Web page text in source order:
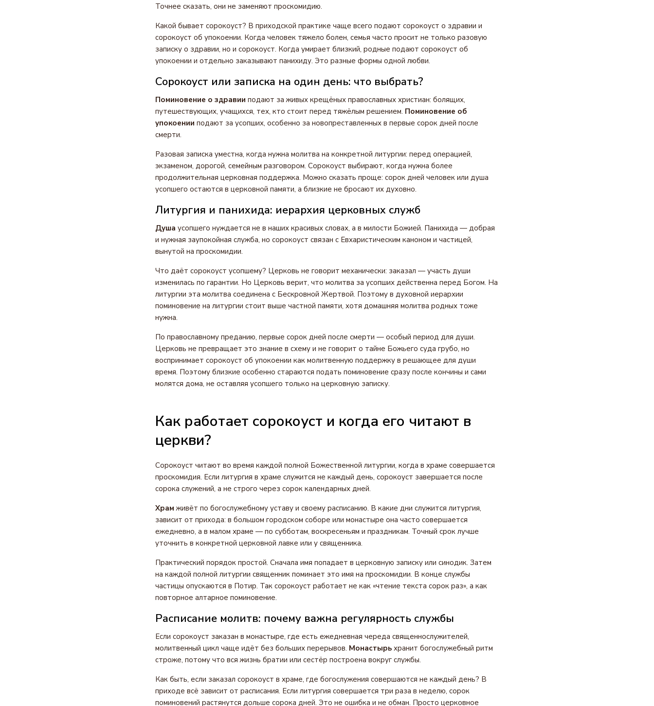
Точнее сказать, они не заменяют проскомидию.
Какой бывает сорокоуст? В приходской практике чаще всего подают сорокоуст о здравии и
сорокоуст об упокоении. Когда человек тяжело болен, семья часто просит не только разовую
записку о здравии, но и сорокоуст. Когда умирает близкий, родные подают сорокоуст об
упокоении и отдельно заказывают панихиду. Это разные формы одной любви.
Сорокоуст или записка на один день: что выбрать?
Поминовение о здравии подают за живых крещёных православных христиан: болящих,
путешествующих, учащихся, тех, кто стоит перед тяжёлым решением. Поминовение об
упокоении подают за усопших, особенно за новопреставленных в первые сорок дней после
смерти.
Разовая записка уместна, когда нужна молитва на конкретной литургии: перед операцией,
экзаменом, дорогой, семейным разговором. Сорокоуст выбирают, когда нужна более
продолжительная церковная поддержка. Можно сказать проще: сорок дней человек или душа
усопшего остаются в церковной памяти, а близкие не бросают их духовно.
Литургия и панихида: иерархия церковных служб
Душа усопшего нуждается не в наших красивых словах, а в милости Божией. Панихида — добрая
и нужная заупокойная служба, но сорокоуст связан с Евхаристическим каноном и частицей,
вынутой на проскомидии.
Что даёт сорокоуст усопшему? Церковь не говорит механически: заказал — участь души
изменилась по гарантии. Но Церковь верит, что молитва за усопших действенна перед Богом. На
литургии эта молитва соединена с Бескровной Жертвой. Поэтому в духовной иерархии
поминовение на литургии стоит выше частной памяти, хотя домашняя молитва родных тоже
нужна.
По православному преданию, первые сорок дней после смерти — особый период для души.
Церковь не превращает это знание в схему и не говорит о тайне Божьего суда грубо, но
воспринимает сорокоуст об упокоении как молитвенную поддержку в решающее для души
время. Поэтому близкие особенно стараются подать поминовение сразу после кончины и сами
молятся дома, не оставляя усопшего только на церковную записку.
Как работает сорокоуст и когда его читают в
церкви?
Сорокоуст читают во время каждой полной Божественной литургии, когда в храме совершается
проскомидия. Если литургия в храме служится не каждый день, сорокоуст завершается после
сорока служений, а не строго через сорок календарных дней.
Храм живёт по богослужебному уставу и своему расписанию. В какие дни служится литургия,
зависит от прихода: в большом городском соборе или монастыре она часто совершается
ежедневно, а в малом храме — по субботам, воскресеньям и праздникам. Точный срок лучше
уточнить в конкретной церковной лавке или у священника.
Практический порядок простой. Сначала имя попадает в церковную записку или синодик. Затем
на каждой полной литургии священник поминает это имя на проскомидии. В конце службы
частицы опускаются в Потир. Так сорокоуст работает не как «чтение текста сорок раз», а как
повторное алтарное поминовение.
Расписание молитв: почему важна регулярность службы
Если сорокоуст заказан в монастыре, где есть ежедневная череда священнослужителей,
молитвенный цикл чаще идёт без больших перерывов. Монастырьхранит богослужебный ритм
строже, потому что вся жизнь братии или сестёр построена вокруг службы.
Как быть, если заказал сорокоуст в храме, где богослужения совершаются не каждый день? В
приходе всё зависит от расписания. Если литургия совершается три раза в неделю, сорок
поминовений растянутся дольше сорока дней. Это не ошибка и не обман. Просто церковное